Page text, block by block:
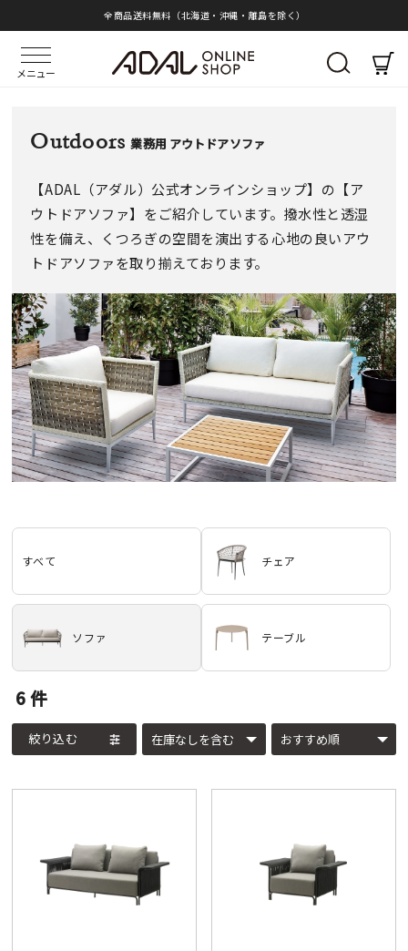
全商品送料無料（北海道・沖縄・離島を除く）
メニュー
Outdoors 業務用 アウトドアソファ
【ADAL（アダル）公式オンラインショップ】の【ア
ウトドアソファ】をご紹介しています。撥水性と透湿
性を備え、くつろぎの空間を演出する心地の良いアウ
トドアソファを取り揃えております。
すべて チェア
ソファ テーブル
6件
絞り込む